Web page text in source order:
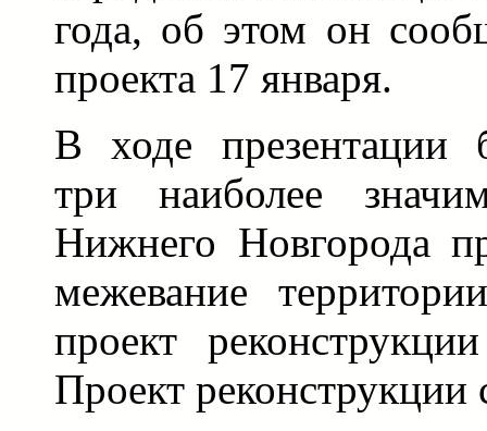
года, об этом он
проекта 17 января.
В ходе презентации
три наиболее
Нижнего Новгорода
межевание
проект
Проект